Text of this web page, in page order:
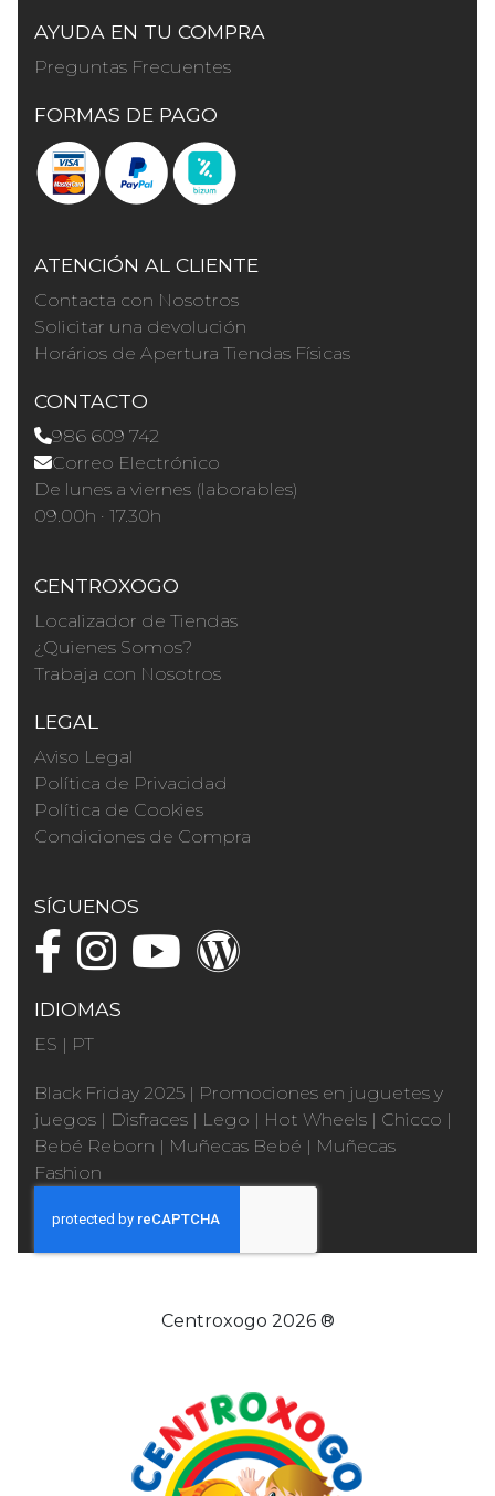
AYUDA EN TU COMPRA
Preguntas Frecuentes
FORMAS DE PAGO
ATENCIÓN AL CLIENTE
Contacta con Nosotros
Solicitar una devolución
Horários de Apertura Tiendas Físicas
CONTACTO
986 609 742
Correo Electrónico
De lunes a viernes (laborables)
09.00h · 17.30h
CENTROXOGO
Localizador de Tiendas
¿Quienes Somos?
Trabaja con Nosotros
LEGAL
Aviso Legal
Política de Privacidad
Política de Cookies
Condiciones de Compra
SÍGUENOS
IDIOMAS
ES | PT
Black Friday 2025 | Promociones en juguetes y
juegos | Disfraces | Lego | Hot Wheels | Chicco |
Bebé Reborn | Muñecas Bebé | Muñecas
Fashion
Centroxogo 2026 ®